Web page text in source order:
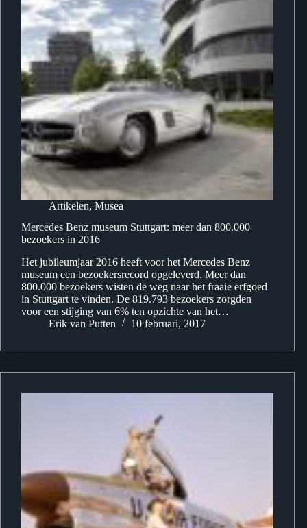
Artikelen, Musea
Mercedes Benz museum Stuttgart: meer dan 800.000
bezoekers in 2016
Het jubileumjaar 2016 heeft voor het Mercedes Benz
museum een bezoekersrecord opgeleverd. Meer dan
800.000 bezoekers wisten de weg naar het fraaie erfgoed
in Stuttgart te vinden. De 819.793 bezoekers zorgden
voor een stijging van 6% ten opzichte van het…
Erik van Putten
10 februari, 2017